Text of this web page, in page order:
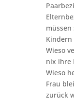
Kindern
Wieso
nix ihre
Wieso
Frau
zurück